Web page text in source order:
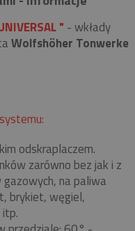
" - wkłady
Wolfshöher Tonwerke
odskraplaczem.
zarówno bez jak i z
gazowych, na paliwa
brykiet, węgiel,